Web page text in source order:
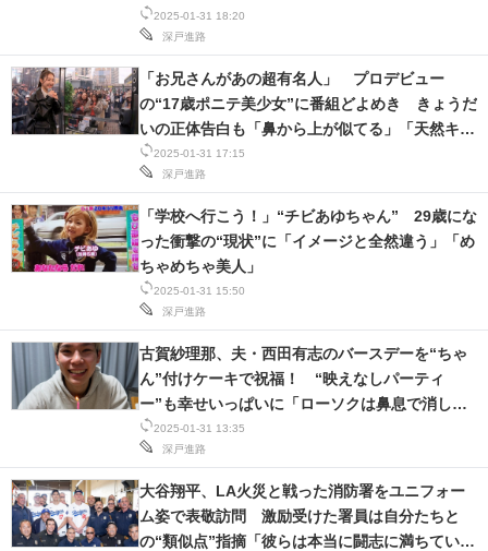
2025-01-31 18:20
深戸進路
2025-01-31 17:15
深戸進路
「お兄さんがあの超有名人」 プロデビュー
の“17歳ポニテ美少女”に番組どよめき きょうだ
いの正体告白も「鼻から上が似てる」「天然キャ
ラで人気」
2025-01-31 15:50
深戸進路
「学校へ行こう！」“チビあゆちゃん” 29歳にな
った衝撃の“現状”に「イメージと全然違う」「め
ちゃめちゃ美人」
2025-01-31 13:35
深戸進路
古賀紗理那、夫・西田有志のバースデーを“ちゃ
ん”付けケーキで祝福！ “映えなしパーティ
ー”も幸せいっぱいに「ローソクは鼻息で消しま
したw」
大谷翔平、LA火災と戦った消防署をユニフォー
ム姿で表敬訪問 激励受けた署員は自分たちと
の“類似点”指摘「彼らは本当に闘志に満ちていま